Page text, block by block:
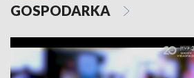
GOSPODARKA